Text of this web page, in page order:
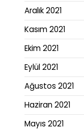
Aralık 2021
Kasım 2021
Ekim 2021
Eylül 2021
Ağustos 2021
Haziran 2021
Mayıs 2021